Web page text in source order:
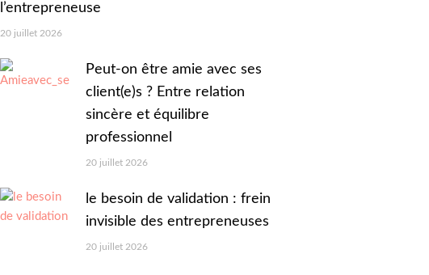
l’entrepreneuse
20 juillet 2026
Peut-on être amie avec ses
client(e)s ? Entre relation
sincère et équilibre
professionnel
20 juillet 2026
le besoin de validation : frein
invisible des entrepreneuses
20 juillet 2026